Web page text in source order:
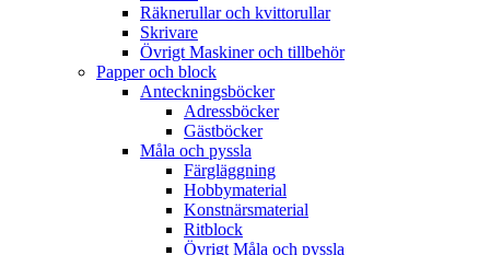
Räknerullar och kvittorullar
Skrivare
Övrigt Maskiner och tillbehör
Papper och block
Anteckningsböcker
Adressböcker
Gästböcker
Måla och pyssla
Färgläggning
Hobbymaterial
Konstnärsmaterial
Ritblock
Övrigt Måla och pyssla